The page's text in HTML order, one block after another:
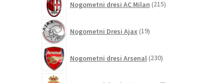
Nogometni dresi AC Milan 215izdelkov
Nogometni Dresi Ajax 19izdelkov
Nogometni dresi Arsenal 230izdelkov